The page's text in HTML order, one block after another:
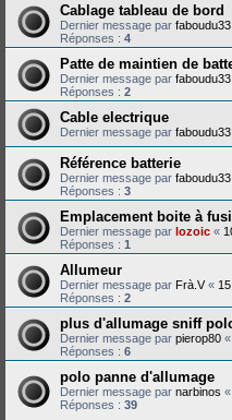
Cablage tableau de bord
Dernier message par faboudu33
Réponses : 4
Patte de maintien de
Dernier message par faboudu33
Réponses : 2
Cable electrique
Dernier message par faboudu33
Référence batterie
Dernier message par faboudu33
Réponses : 3
Emplacement boite à
Dernier message par lozoic «
Réponses : 1
Allumeur
Dernier message par Frà.V«
Réponses : 2
plus d'allumage sniff
Dernier message par pierop80 «
Réponses : 6
polo panne d'allumage
Dernier message par narbinos «
Réponses : 39